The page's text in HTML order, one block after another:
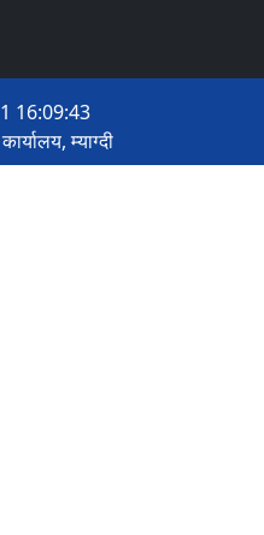
16:09:43
म्याग्दी